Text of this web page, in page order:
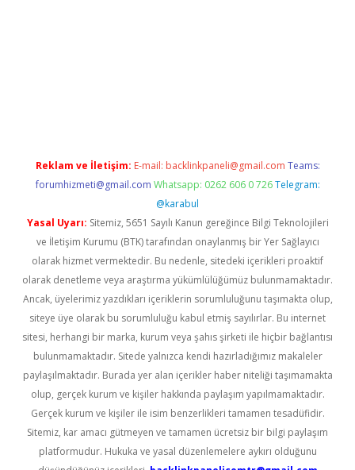
Reklam ve İletişim: E-mail: backlinkpaneli@gmail.com Teams:
forumhizmeti@gmail.com Whatsapp: 0262 606 0 726 Telegram:
@karabul
Yasal Uyarı: Sitemiz, 5651 Sayılı Kanun gereğince Bilgi Teknolojileri
ve İletişim Kurumu (BTK) tarafından onaylanmış bir Yer Sağlayıcı
olarak hizmet vermektedir. Bu nedenle, sitedeki içerikleri proaktif
olarak denetleme veya araştırma yükümlülüğümüz bulunmamaktadır.
Ancak, üyelerimiz yazdıkları içeriklerin sorumluluğunu taşımakta olup,
siteye üye olarak bu sorumluluğu kabul etmiş sayılırlar. Bu internet
sitesi, herhangi bir marka, kurum veya şahıs şirketi ile hiçbir bağlantısı
bulunmamaktadır. Sitede yalnızca kendi hazırladığımız makaleler
paylaşılmaktadır. Burada yer alan içerikler haber niteliği taşımamakta
olup, gerçek kurum ve kişiler hakkında paylaşım yapılmamaktadır.
Gerçek kurum ve kişiler ile isim benzerlikleri tamamen tesadüfidir.
Sitemiz, kar amacı gütmeyen ve tamamen ücretsiz bir bilgi paylaşım
platformudur. Hukuka ve yasal düzenlemelere aykırı olduğunu